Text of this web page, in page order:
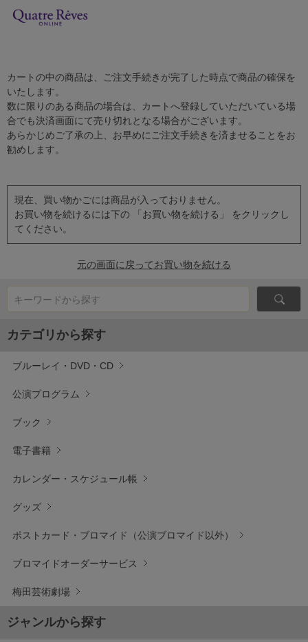
カートの中の商品は、ご注文手続きが完了した時点で商品の確保を
いたします。
数に限りのある商品の場合は、カートへ登録していただいている場
合でも決済画面にて売り切れとなる場合がございます。
あらかじめご了承の上、お早めにご注文手続きを済ませることをお
勧めします。
現在、買い物かごには商品が入っておりません。
お買い物を続けるには下の 「お買い物を続ける」 をクリックし
てください。
元の画面に戻ってお買い物を続ける
キーワードから探す
カテゴリから探す
ブルーレイ・DVD・CD
公演プログラム
ブック
電子書籍
カレンダー・スケジュール帳
グッズ
ポストカード・ブロマイド（公演ブロマイド以外）
ブロマイドオーダーサービス
梅田芸術劇場
ジャンルから探す